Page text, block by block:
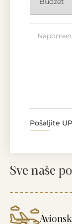
Please
Pošaljite
Sve naše